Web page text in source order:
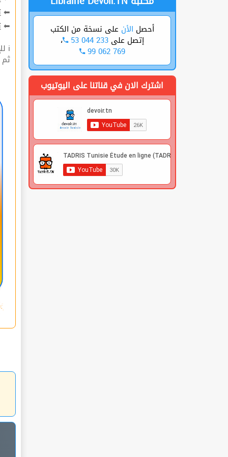
⬅
⬅
ℹ للإشتراك قوم بعملية التسجيل🔐 في الموقع |
أحصل الأن على نسخة من الكتب
إتصل على53 044 233 ،
99 062 769
اشترك الان في قناتنا على اليوتيوب